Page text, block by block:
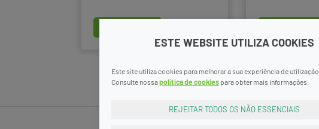
ESTE WEBSITE UTILIZA COOKIES
Este site utiliza cookies para melhorar a sua experiência de utilização.
Consulte nossapolítica de cookies para obter mais informações.
REJEITAR TODOS OS NÃO ESSENCIAIS